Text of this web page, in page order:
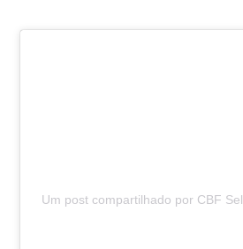
Um post compartilhado por CBF